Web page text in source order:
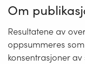
Om
Resultatene av
oppsummeres
konsentrasjoner